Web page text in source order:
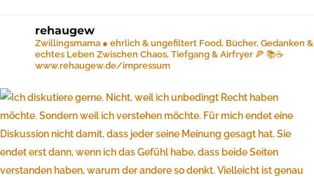
rehaugew
Zwillingsmama ● ehrlich & ungefiltert Food, Bücher, Gedanken &
echtes Leben Zwischen Chaos, Tiefgang & Airfryer 🍕 📚☕️
www.rehaugew.de/impressum